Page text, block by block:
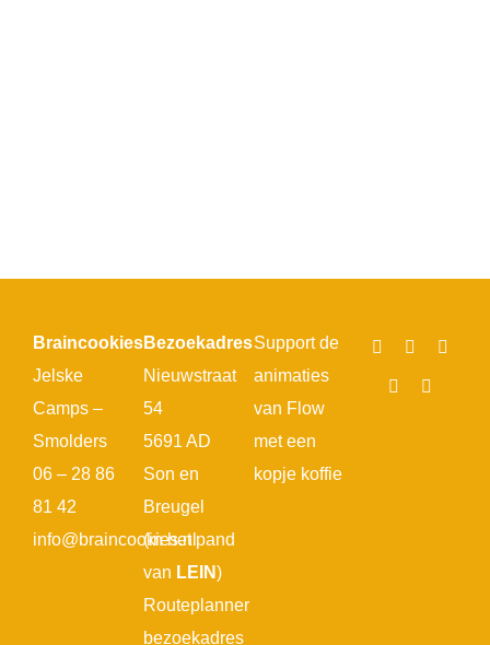
Braincookies
Jelske
Camps –
Smolders
06 – 28 86
81 42
info@braincookies.nl
Bezoekadres
Nieuwstraat
54
5691 AD
Son en
Breugel
(in het pand
van LEIN)
Routeplanner
bezoekadres
Support de
animaties
van Flow
met een
kopje koffie